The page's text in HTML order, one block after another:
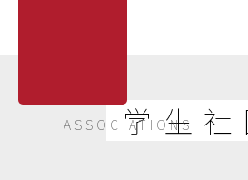
ASSOCIATIONS
学生社